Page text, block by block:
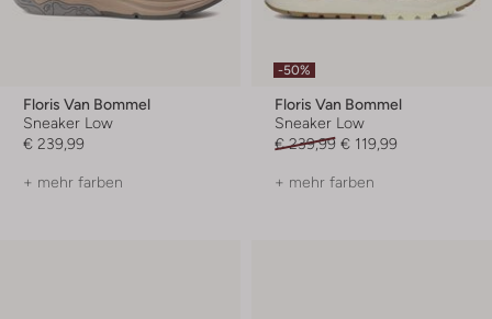
Floris Van Bommel
Sneaker Low
€ 239,99
+ mehr farben
-50%
Floris Van Bommel
Sneaker Low
€ 239,99 € 119,99
+ mehr farben